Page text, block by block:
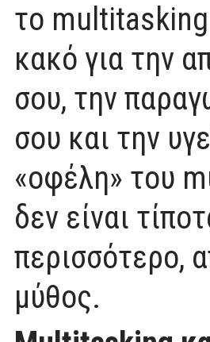
το multitasking
κακό για την
σου, την
σου και την
«οφέλη» του
δεν είναι
περισσότερο,
μύθος.